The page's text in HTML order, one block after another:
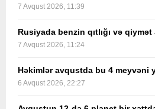
7 Avqust 2026, 11:39
Rusiyada benzin qıtlığı və qiymət
7 Avqust 2026, 11:24
Həkimlər avqustda bu 4 meyvəni
6 Avqust 2026, 22:27